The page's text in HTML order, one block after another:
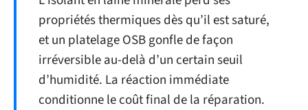
propriétés thermiques dès qu’il est saturé,
et un platelage OSB gonfle de façon
irréversible au-delà d’un certain seuil
d’humidité. La réaction immédiate
conditionne le coût final de la réparation.